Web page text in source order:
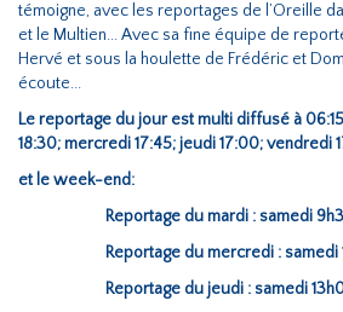
témoigne, avec les reportages de l’Oreille
et le Multien... Avec sa fine équipe de
Hervé et sous la houlette de Frédéric et
écoute...
Le reportage du jour est multi diffusé à
18:30; mercredi 17:45; jeudi 17:00; vendredi
et le week-end:
Reportage du mardi : samedi
Reportage du mercredi :
Reportage du jeudi : samedi